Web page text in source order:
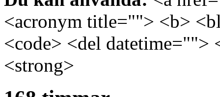
<acronym title=""> <b>
<code> <del
<strong>